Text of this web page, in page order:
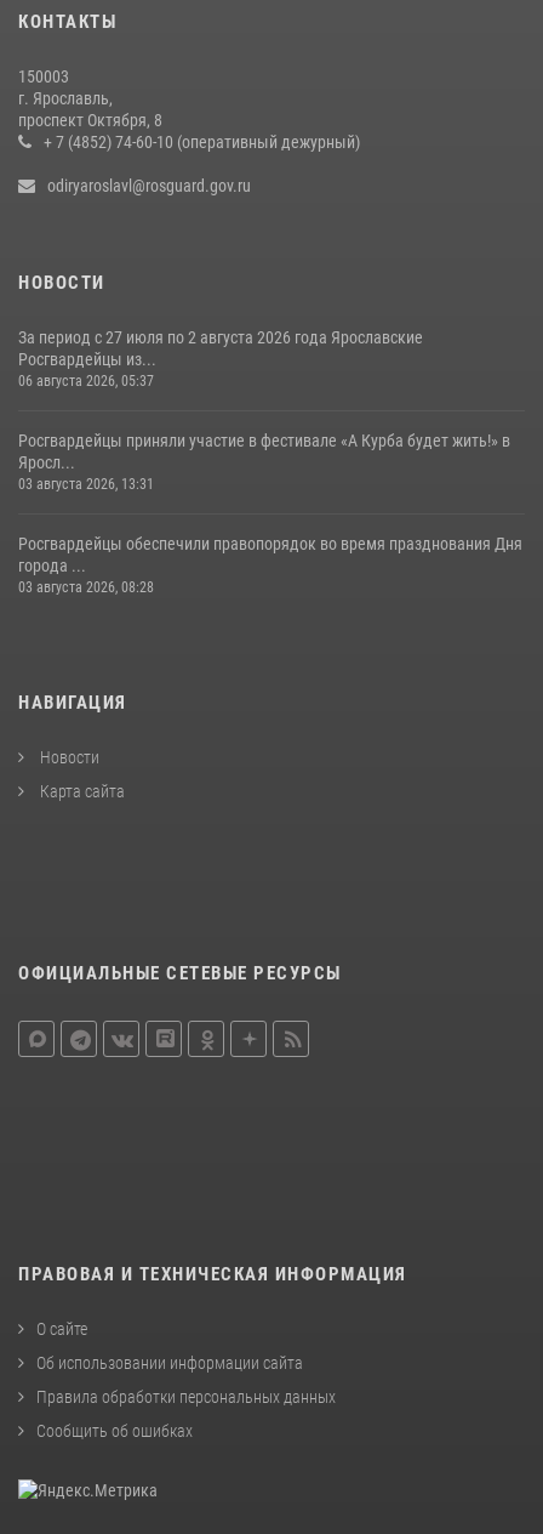
мотоциклисту в Ярославле
Центральный округ Росгвардии отмечает 105-летие
15 июля 2026, 11:06
КОНТАКТЫ
150003
г. Ярославль,
проспект Октября, 8
+ 7 (4852) 74-60-10 (оперативный дежурный)
odiryaroslavl@rosguard.gov.ru
НОВОСТИ
За период с 27 июля по 2 августа 2026 года Ярославские
Росгвардейцы из...
06 августа 2026, 05:37
Росгвардейцы приняли участие в фестивале «А Курба будет жить!» в
Яросл...
03 августа 2026, 13:31
Росгвардейцы обеспечили правопорядок во время празднования Дня
города ...
03 августа 2026, 08:28
НАВИГАЦИЯ
Новости
Карта сайта
ОФИЦИАЛЬНЫЕ СЕТЕВЫЕ РЕСУРСЫ
ПРАВОВАЯ И ТЕХНИЧЕСКАЯ ИНФОРМАЦИЯ
О сайте
Об использовании информации сайта
Правила обработки персональных данных
Сообщить об ошибках